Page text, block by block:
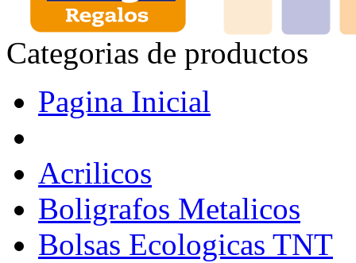
Categorias de productos
Pagina Inicial
Acrilicos
Boligrafos Metalicos
Bolsas Ecologicas TNT